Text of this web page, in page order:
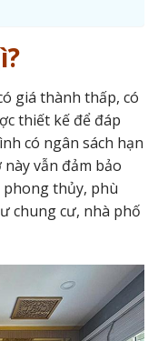
giá thành thấp, có
thiết kế để đáp
có ngân sách hạn
vẫn đảm bảo
thủy, phù
chung cư, nhà phố